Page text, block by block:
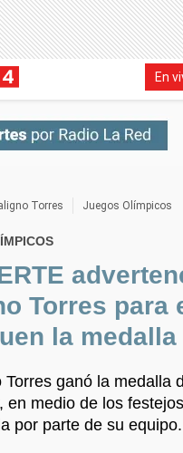
En
Torres Juegos Olímpicos
Torres para
la
Torres ganó la medalla
en medio de los
por parte de su equipo.